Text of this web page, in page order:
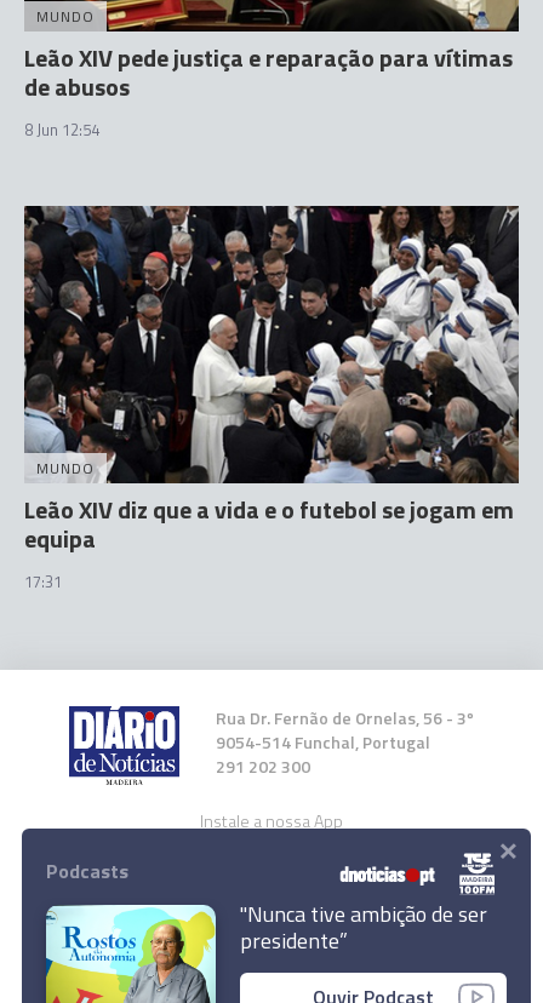
MUNDO
Leão XIV pede justiça e reparação para vítimas
de abusos
8 Jun 12:54
MUNDO
Leão XIV diz que a vida e o futebol se jogam em
equipa
17:31
Rua Dr. Fernão de Ornelas, 56 - 3º
9054-514 Funchal, Portugal
291 202 300
Instale a nossa App
© 2026 Empresa Diário de Notícias, Lda.
Podcasts
"Nunca tive ambição de ser
presidente”
Ouvir Podcast
×